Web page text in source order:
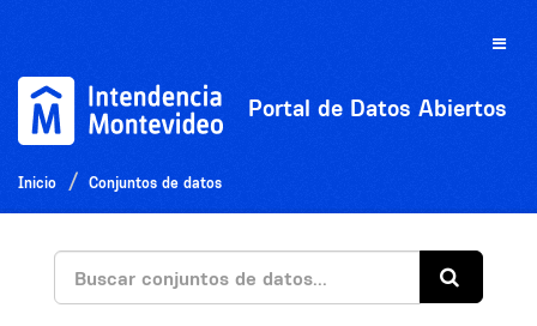
Toggle
Portal de Datos Abiertos
Inicio Conjuntos de datos